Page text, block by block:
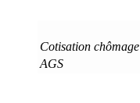
Cotisation chômage
AGS